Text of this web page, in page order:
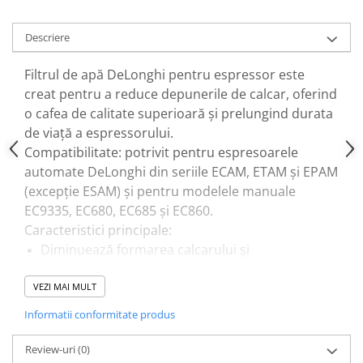
Descriere
Filtrul de apă DeLonghi pentru espressor este
creat pentru a reduce depunerile de calcar, oferind
o cafea de calitate superioară și prelungind durata
de viață a espressorului.
Compatibilitate: potrivit pentru espresoarele
automate DeLonghi din seriile ECAM, ETAM și EPAM
(excepție ESAM) și pentru modelele manuale
EC9335, EC680, EC685 și EC860.
Caracteristici principale:
Diminuează formarea calcarului și
Crește performanța espressorului și îi
prelungește durata de viață;
filtrului o dată la două luni;
VEZI MAI MULT
Informatii conformitate produs
Review-uri(0)